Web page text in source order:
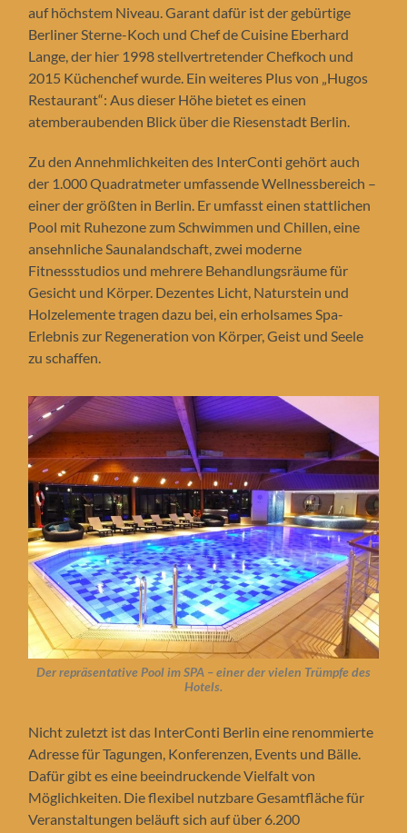
auf höchstem Niveau. Garant dafür ist der gebürtige
Berliner Sterne-Koch und Chef de Cuisine Eberhard
Lange, der hier 1998 stellvertretender Chefkoch und
2015 Küchenchef wurde. Ein weiteres Plus von „Hugos
Restaurant“: Aus dieser Höhe bietet es einen
atemberaubenden Blick über die Riesenstadt Berlin.
Zu den Annehmlichkeiten des InterConti gehört auch
der 1.000 Quadratmeter umfassende Wellnessbereich –
einer der größten in Berlin. Er umfasst einen stattlichen
Pool mit Ruhezone zum Schwimmen und Chillen, eine
ansehnliche Saunalandschaft, zwei moderne
Fitnessstudios und mehrere Behandlungsräume für
Gesicht und Körper. Dezentes Licht, Naturstein und
Holzelemente tragen dazu bei, ein erholsames Spa-
Erlebnis zur Regeneration von Körper, Geist und Seele
zu schaffen.
Der repräsentative Pool im SPA – einer der vielen Trümpfe des
Hotels.
Nicht zuletzt ist das InterConti Berlin eine renommierte
Adresse für Tagungen, Konferenzen, Events und Bälle.
Dafür gibt es eine beeindruckende Vielfalt von
Möglichkeiten. Die flexibel nutzbare Gesamtfläche für
Veranstaltungen beläuft sich auf über 6.200